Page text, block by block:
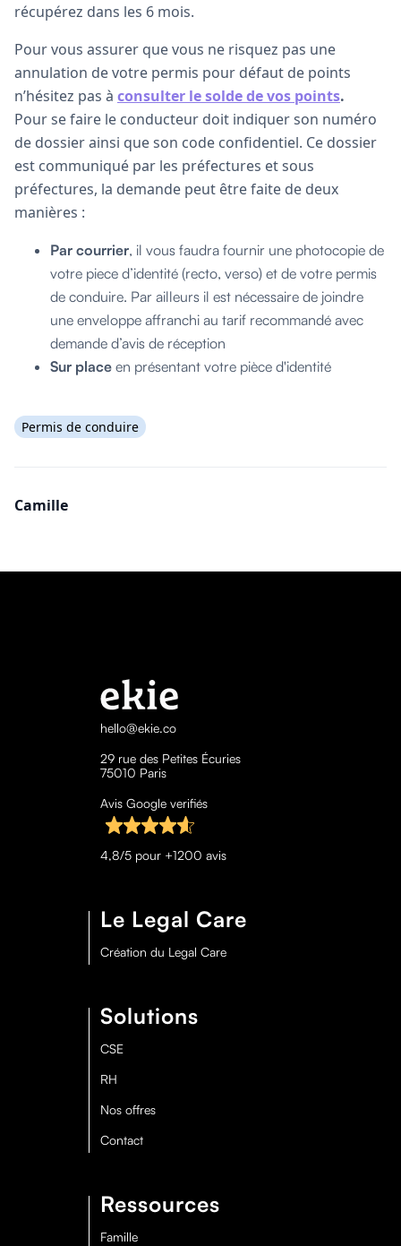
récupérez dans les 6 mois.
Pour vous assurer que vous ne risquez pas une
annulation de votre permis pour défaut de points
n’hésitez pas à consulter le solde de vos points.
Pour se faire le conducteur doit indiquer son numéro
de dossier ainsi que son code confidentiel. Ce dossier
est communiqué par les préfectures et sous
préfectures, la demande peut être faite de deux
manières :
Par courrier, il vous faudra fournir une photocopie de
votre piece d’identité (recto, verso) et de votre permis
de conduire. Par ailleurs il est nécessaire de joindre
une enveloppe affranchi au tarif recommandé avec
demande d’avis de réception
Sur place en présentant votre pièce d'identité
Permis de conduire
Camille
hello@ekie.co
29 rue des Petites Écuries
75010 Paris
Avis Google verifiés
4,8/5 pour +1200 avis
Le Legal Care
Création du Legal Care
Solutions
CSE
RH
Nos offres
Contact
Ressources
Famille